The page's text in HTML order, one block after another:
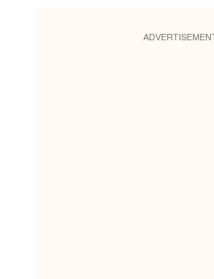
ADVERTISEMENT